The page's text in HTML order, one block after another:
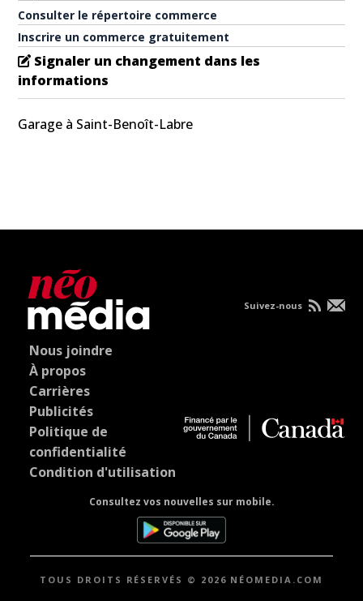
Consulter le répertoire commerce
Inscrire un commerce gratuitement
Signaler un changement dans les
informations
Garage à Saint-Benoît-Labre
Nous joindre
À propos
Carrières
Publicités
Politique de
confidentialité
Condition d'utilisation
Consultez vos nouvelles sur mobile.
Suivez-nous
TOUS DROITS RÉSERVÉS © 2026 NÉOMEDIA.COM